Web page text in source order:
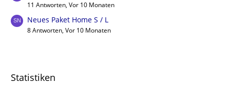
11 Antworten, Vor 10 Monaten
Neues Paket Home S / L
8 Antworten, Vor 10 Monaten
Statistiken